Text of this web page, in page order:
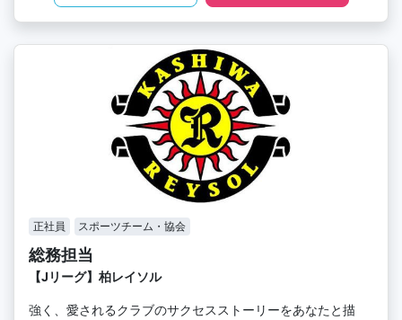
正社員 スポーツチーム・協会
総務担当
【Jリーグ】柏レイソル
強く、愛されるクラブのサクセスストーリーをあなたと描